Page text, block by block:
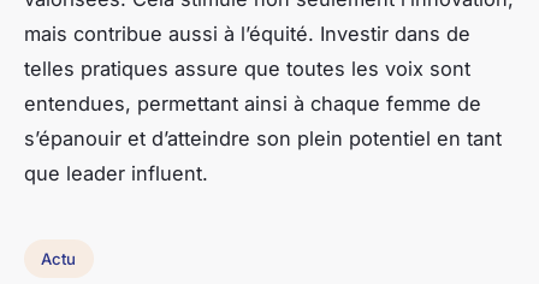
mais contribue aussi à l’équité. Investir dans de
telles pratiques assure que toutes les voix sont
entendues, permettant ainsi à chaque femme de
s’épanouir et d’atteindre son plein potentiel en tant
que leader influent.
Actu